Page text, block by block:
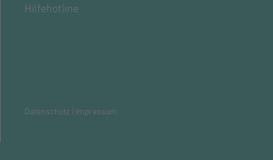
Hilfehotline
Datenschutz Impressum